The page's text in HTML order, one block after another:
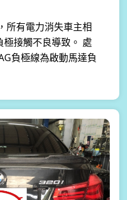
所有電力消失車主相
接觸不良導致。 處
負極線為啟動馬達負